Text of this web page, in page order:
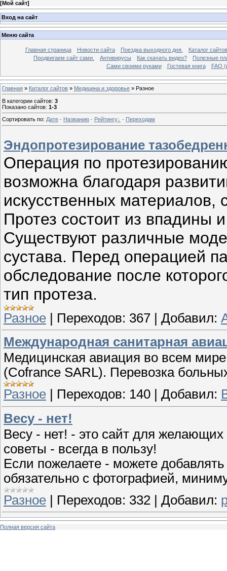
[Мой сайт]
Вход на сайт
Меню сайта
Главная страница Новости сайта Поездка выходного дня.
Каталог сайтов
Продвигаем сайт сами.
Антивирусы Как скачать видео?
Полезные
Сами своими руками
Гостевая книга FAQ
Главная » Каталог сайтов » Медицина и здоровье » Разное
В категории сайтов: 3
Показано сайтов: 1-3
Сортировать по: Дате · Названию · Рейтингу · Переходам
Эндопротезирование
Операция по
возможна благодаря
искусственных материалов,
Протез состоит из впадины
Существуют различные
сустава. Перед операцией
обследование после
тип протеза.
Разное | Переходов: 367 | Добавил:
Международная санитарная
Медицинская авиация во всем
(Cofrance SARL). Перевозка
Разное
Переходов: 140 Добавил:
Весу - нет!
Весу - нет! - это сайт для
советы - всегда в пользу!
Если пожелаете - можете
обязательно с фотографией,
Разное
Переходов: 332 Добавил:
Полная версия сайта